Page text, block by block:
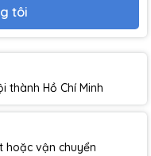
tôi
thành Hồ Chí Minh
hoặc vận chuyển